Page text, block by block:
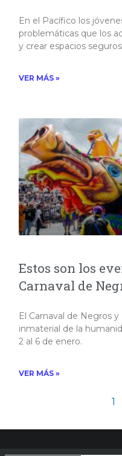
En el Pacífico los
problemáticas que los
y crear espacios
VER MÁS »
Estos son los
Carnaval de
El Carnaval de Negros
inmaterial de la
2 al 6 de enero.
VER MÁS »
1